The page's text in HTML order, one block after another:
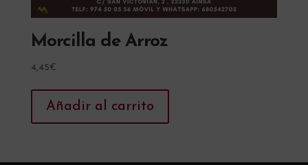
Morcilla de Arroz
4,45€
Añadir al carrito